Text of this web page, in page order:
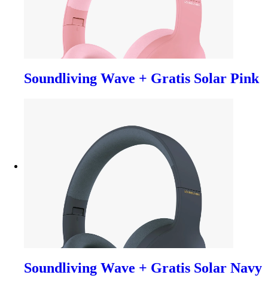
Soundliving Wave + Gratis Solar Pink
Soundliving Wave + Gratis Solar Navy